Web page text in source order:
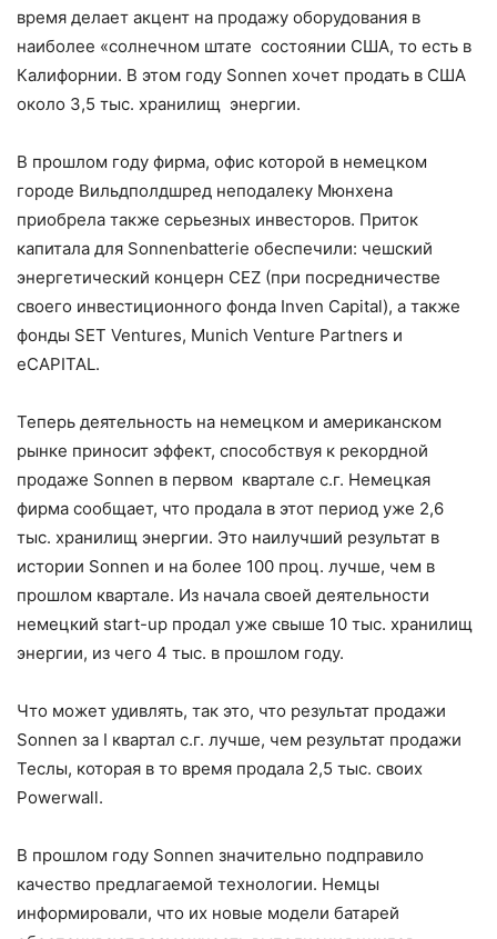
время делает акцент на продажу оборудования в
наиболее «солнечном штате состоянии США, то есть в
Калифорнии. В этом году Sonnen хочет продать в США
около 3,5 тыс. хранилищ энергии.
В прошлом году фирма, офис которой в немецком
городе Вильдполдшред неподалеку Мюнхена
приобрела также серьезных инвесторов. Приток
капитала для Sonnenbatterie обеспечили: чешский
энергетический концерн CEZ (при посредничестве
своего инвестиционного фонда Inven Capital), а также
фонды SET Ventures, Munich Venture Partners и
eCAPITAL.
Теперь деятельность на немецком и американском
рынке приносит эффект, способствуя к рекордной
продаже Sonnen в первом квартале с.г. Немецкая
фирма сообщает, что продала в этот период уже 2,6
тыс. хранилищ энергии. Это наилучший результат в
истории Sonnen и на более 100 проц. лучше, чем в
прошлом квартале. Из начала своей деятельности
немецкий start-up продал уже свыше 10 тыс. хранилищ
энергии, из чего 4 тыс. в прошлом году.
Что может удивлять, так это, что результат продажи
Sonnen за I квартал с.г. лучше, чем результат продажи
Теслы, которая в то время продала 2,5 тыс. своих
Powerwall.
В прошлом году Sonnen значительно подправило
качество предлагаемой технологии. Немцы
информировали, что их новые модели батарей